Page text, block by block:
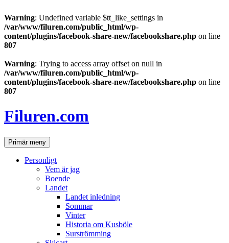
Warning: Undefined variable $tt_like_settings in
/var/www/filuren.com/public_html/wp-
content/plugins/facebook-share-new/facebookshare.php on line
807
Warning: Trying to access array offset on null in
/var/www/filuren.com/public_html/wp-
content/plugins/facebook-share-new/facebookshare.php on line
807
till
innehåll
Filuren.com
SökPrimär meny
Personligt
Vem är jag
Boende
Landet
Landet inledning
Sommar
Vinter
Historia om Kusböle
Surströmming